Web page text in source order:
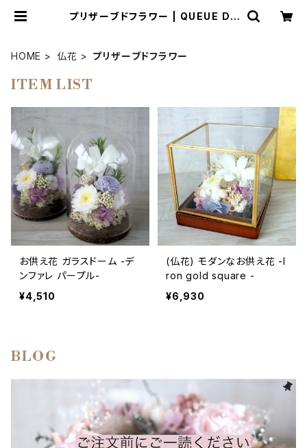
プリザーブドフラワー | QUEUE DE
HOME 仏花 プリザーブドフラワー
ITEM LIST
お供え花 ガラスドーム -デ
ンファレ パープル-
¥4,510
(仏花) モダンなお供え花 -I
ron gold square -
¥6,930
BLOG